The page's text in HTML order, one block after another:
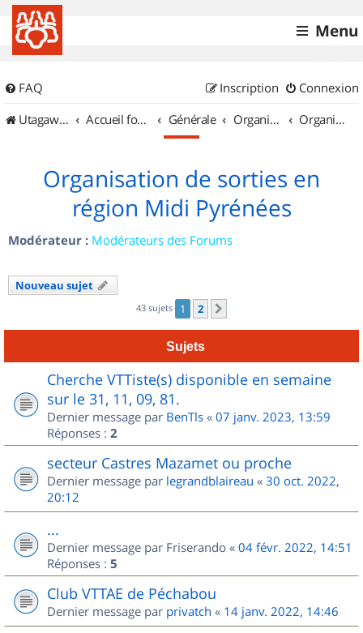
Menu
FAQ Connexion
Inscription
UtagawaVTT (Randos VTT et VTTAE avec traces GPS)
Accueil forum Générale Organisation de sorties & Recherche de partenaires Organisation de sorties en région Midi Pyrénées
Organisation de sorties en
région Midi Pyrénées
Modérateur : Modérateurs des Forums
Nouveau sujet
43 sujets 1 2
Sujets
Cherche VTTiste(s) disponible en semaine
sur le 31, 11, 09, 81.
Dernier message par BenTls « 07 janv. 2023, 13:59
Réponses : 2
secteur Castres Mazamet ou proche
Dernier message par legrandblaireau « 30 oct. 2022,
20:12
...
Dernier message par Friserando « 04 févr. 2022, 14:51
Réponses : 5
Club VTTAE de Péchabou
Dernier message par privatch « 14 janv. 2022, 14:46